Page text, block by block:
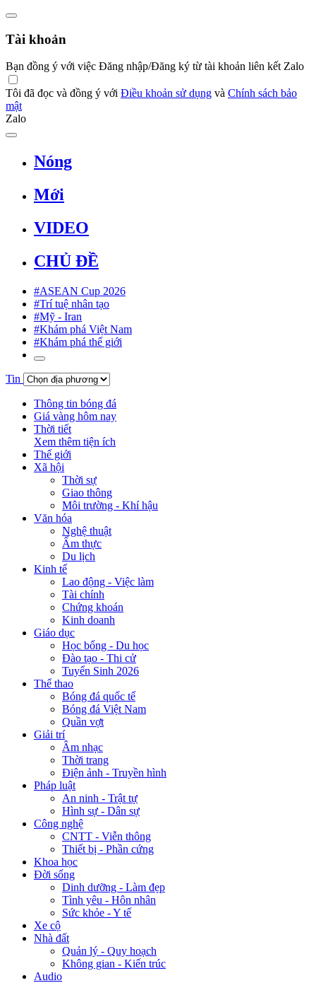
Tài khoản
Bạn đồng ý với việc Đăng nhập/Đăng ký từ tài khoản liên kết Zalo
Tôi đã đọc và đồng ý với Điều khoản sử dụng và Chính sách bảo
mật
Zalo
Nóng
Mới
VIDEO
CHỦ ĐỀ
#ASEAN Cup 2026
#Trí tuệ nhân tạo
#Mỹ - Iran
#Khám phá Việt Nam
#Khám phá thế giới
Tin
Thông tin bóng đá
Giá vàng hôm nay
Thời tiết
Xem thêm tiện ích
Thế giới
Xã hội
Thời sự
Giao thông
Môi trường - Khí hậu
Văn hóa
Nghệ thuật
Ẩm thực
Du lịch
Kinh tế
Lao động - Việc làm
Tài chính
Chứng khoán
Kinh doanh
Giáo dục
Học bổng - Du học
Đào tạo - Thi cử
Tuyển Sinh 2026
Thể thao
Bóng đá quốc tế
Bóng đá Việt Nam
Quần vợt
Giải trí
Âm nhạc
Thời trang
Điện ảnh - Truyền hình
Pháp luật
An ninh - Trật tự
Hình sự - Dân sự
Công nghệ
CNTT - Viễn thông
Thiết bị - Phần cứng
Khoa học
Đời sống
Dinh dưỡng - Làm đẹp
Tình yêu - Hôn nhân
Sức khỏe - Y tế
Xe cộ
Nhà đất
Quản lý - Quy hoạch
Không gian - Kiến trúc
Audio